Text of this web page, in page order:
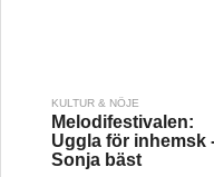
KULTUR & NÖJE
Melodifestivalen:
Uggla för inhemsk
Sonja bäst